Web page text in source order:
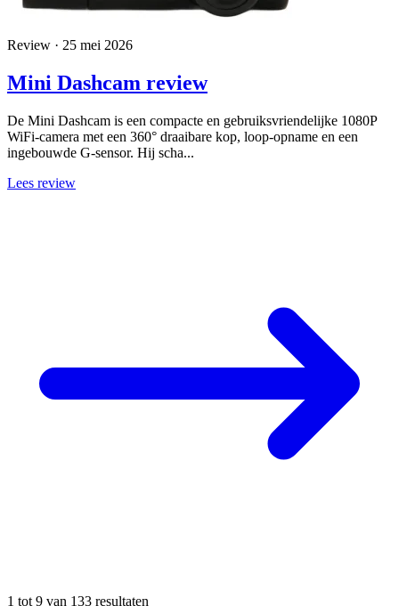
Review · 25 mei 2026
Mini Dashcam review
De Mini Dashcam is een compacte en gebruiksvriendelijke 1080P
WiFi-camera met een 360° draaibare kop, loop-opname en een
ingebouwde G-sensor. Hij scha...
Lees review
1 tot 9 van 133 resultaten